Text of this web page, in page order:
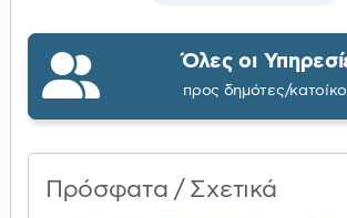
Όλες οι
προς δημότες/
Πρόσφατα / Σχετικά